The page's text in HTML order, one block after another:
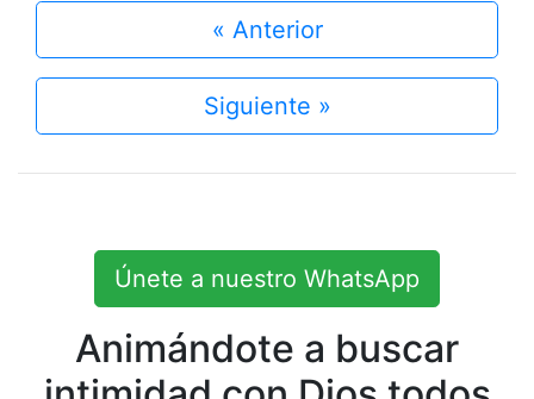
« Anterior
Siguiente »
Únete a nuestro WhatsApp
Animándote a buscar